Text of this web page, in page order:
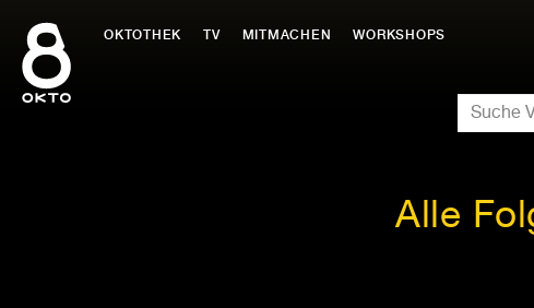
Inhalt
springen
OKTOTHEK TV MITMACHEN WORKSHOPS
SUCHE
Alle